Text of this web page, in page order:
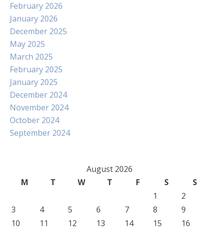
February 2026
January 2026
December 2025
May 2025
March 2025
February 2025
January 2025
December 2024
November 2024
October 2024
September 2024
August 2026
M
T W T F S
S
1
2
3
4 5 6 7 8
9
10
11 12 13 14 15
16